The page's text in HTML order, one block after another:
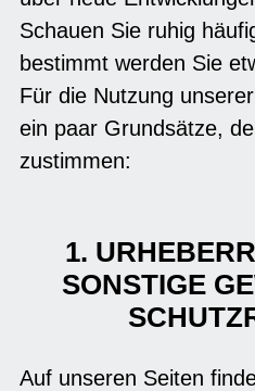
Schauen Sie ruhig
bestimmt werden Sie
Für die Nutzung
ein paar Grundsätze,
zustimmen:
1.
SONSTIGE
Auf unseren Seiten